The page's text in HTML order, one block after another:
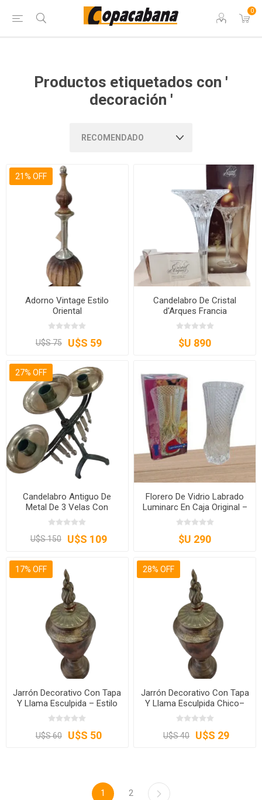
0
Productos etiquetados con '
decoración '
21% OFF
Adorno Vintage Estilo
Oriental
U$S 75 U$S 59
Candelabro De Cristal
d'Arques Francia
$U 890
27% OFF
Candelabro Antiguo De
Metal De 3 Velas Con
Caireles – Estilo Vintage
U$S 150 U$S 109
Florero De Vidrio Labrado
Luminarc En Caja Original –
Florero De Mesa
$U 290
17% OFF
Jarrón Decorativo Con Tapa
Y Llama Esculpida – Estilo
Rústico Vintage
U$S 60 U$S 50
28% OFF
Jarrón Decorativo Con Tapa
Y Llama Esculpida Chico–
Estilo Rústico Vintage
U$S 40 U$S 29
1 2